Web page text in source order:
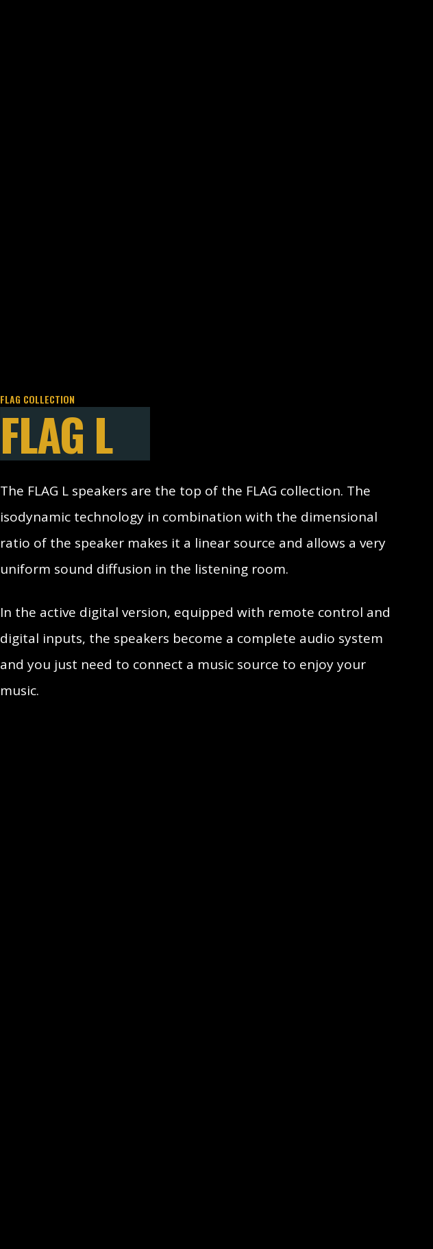
FLAG COLLECTION
FLAG L
The FLAG L speakers are the top of the FLAG collection. The
isodynamic technology in combination with the dimensional
ratio of the speaker makes it a linear source and allows a very
uniform sound diffusion in the listening room.
In the active digital version, equipped with remote control and
digital inputs, the speakers become a complete audio system
and you just need to connect a music source to enjoy your
music.